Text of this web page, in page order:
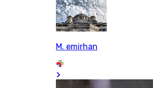
M. emirhan